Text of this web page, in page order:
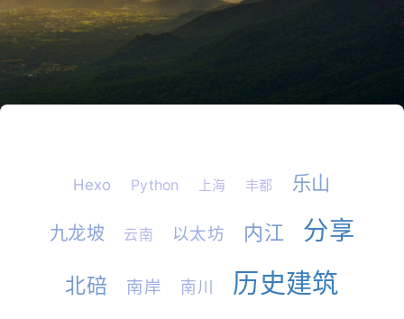
Hexo Python 上海 丰都 乐山
九龙坡 云南 以太坊 内江 分享
北碚 南岸 南川 历史建筑